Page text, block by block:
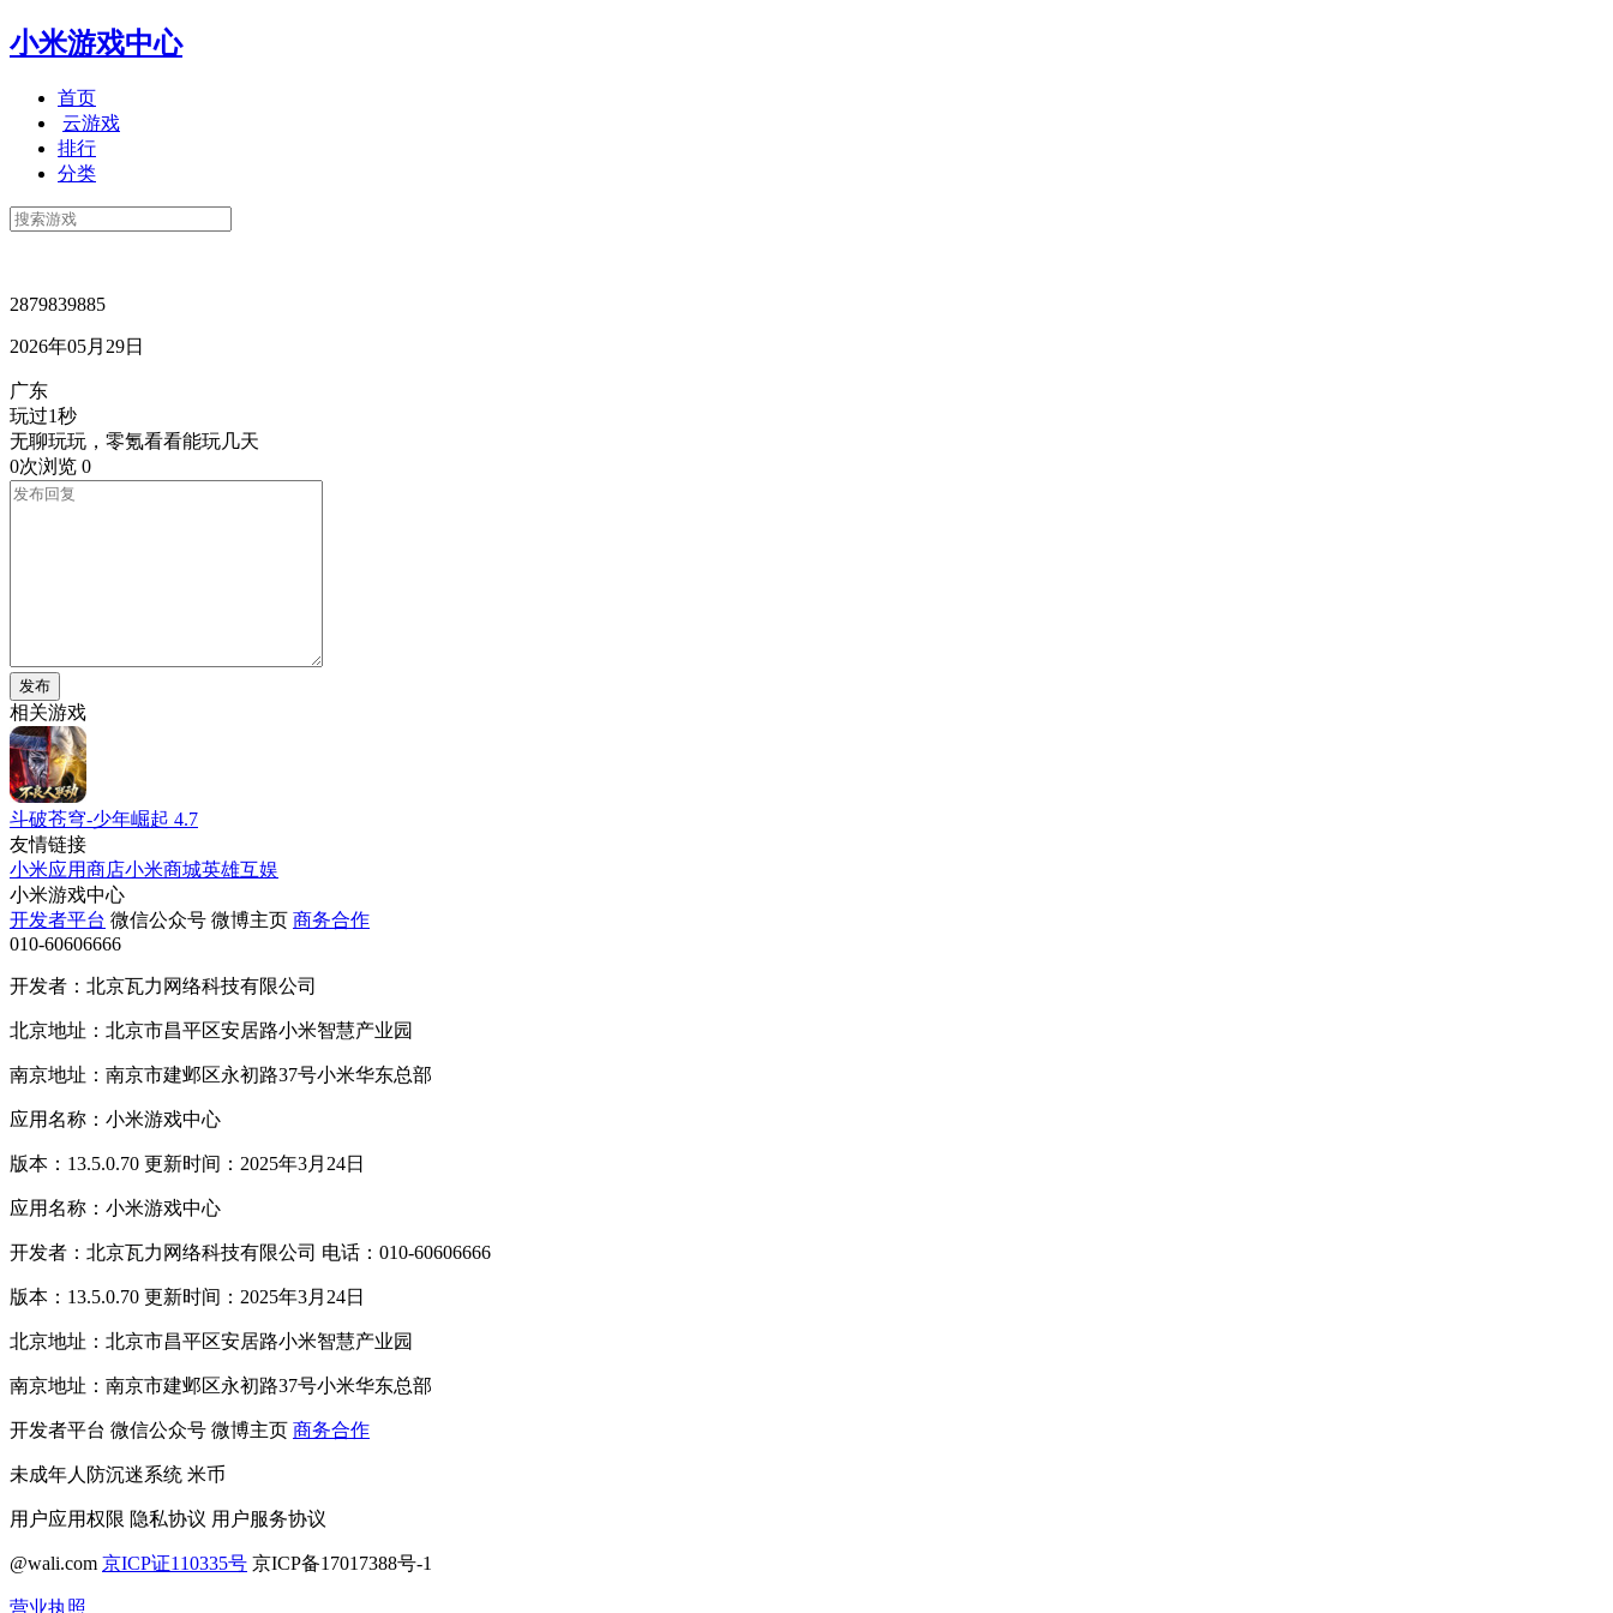
小米游戏中心
首页
云游戏
排行
分类
2879839885
2026年05月29日
广东
玩过1秒
无聊玩玩，零氪看看能玩几天
0次浏览 0
发布
相关游戏
斗破苍穹-少年崛起 4.7
友情链接
小米应用商店小米商城英雄互娱
小米游戏中心
开发者平台 微信公众号 微博主页 商务合作
010-60606666
开发者：北京瓦力网络科技有限公司
北京地址：北京市昌平区安居路小米智慧产业园
南京地址：南京市建邺区永初路37号小米华东总部
应用名称：小米游戏中心
版本：13.5.0.70 更新时间：2025年3月24日
应用名称：小米游戏中心
开发者：北京瓦力网络科技有限公司 电话：010-60606666
版本：13.5.0.70 更新时间：2025年3月24日
北京地址：北京市昌平区安居路小米智慧产业园
南京地址：南京市建邺区永初路37号小米华东总部
开发者平台 微信公众号 微博主页 商务合作
未成年人防沉迷系统 米币
用户应用权限 隐私协议 用户服务协议
@wali.com 京ICP证110335号 京ICP备17017388号-1
营业执照